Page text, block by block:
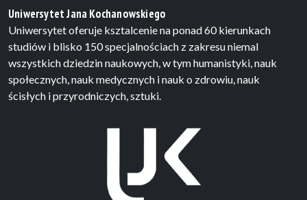
Uniwersytet Jana Kochanowskiego
Uniwersytet oferuje ksztalcenie na ponad 60 kierunkach
studiów i blisko 150 specjalnościach z zakresu niemal
wszystkich dziedzin naukowych, w tym humanistyki, nauk
społecznych, nauk medycznych i nauk o zdrowiu, nauk
ścisłych i przyrodniczych, sztuki.